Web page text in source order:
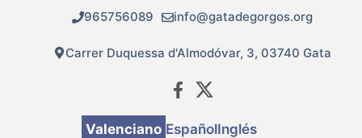
contingut
965756089 info@gatadegorgos.org
Carrer Duquessa d'Almodóvar, 3, 03740 Gata
Valenciano EspañolInglés